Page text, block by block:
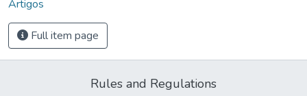
Artigos
Full item page
Rules and Regulations